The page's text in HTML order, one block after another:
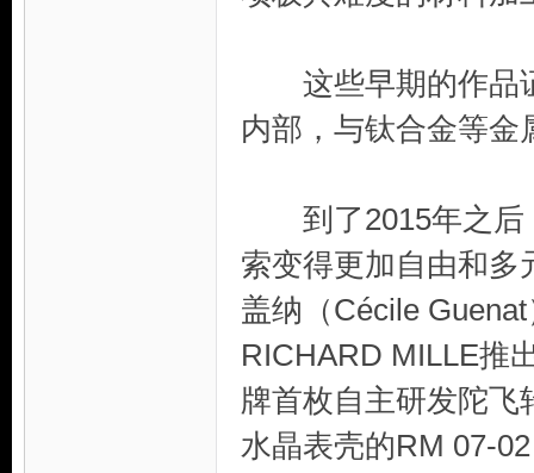
这些早期的作品证
内部，与钛合金等金
到了2015年之后
索变得更加自由和多
盖纳（Cécile
RICHARD MILLE推
牌首枚自主研发陀飞
水晶表壳的RM 07-